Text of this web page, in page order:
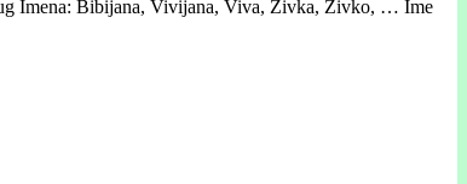
Imena: Bibijana, Vivijana, Viva, Živka, Živko, … Ime